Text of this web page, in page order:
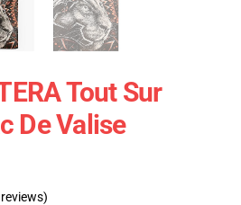
Tout Sur
De Valise